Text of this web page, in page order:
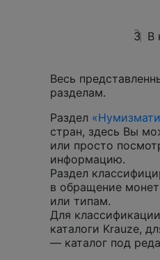
3 В
Весь
разделам.
Раздел
стран, здесь Вы
или просто
информацию.
Раздел
в обращение
или типам.
Для
каталоги Krauze,
— каталог под